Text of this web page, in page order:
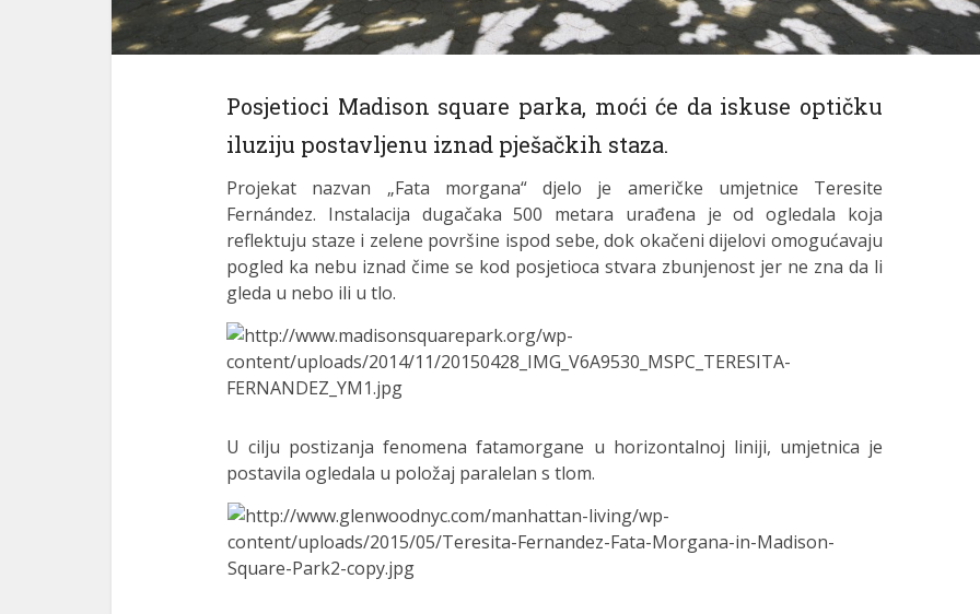
Posjetioci Madison square parka, moći će da iskuse optičku
iluziju postavljenu iznad pješačkih staza.
Projekat nazvan „Fata morgana“ djelo je američke umjetnice Teresite
Fernández. Instalacija dugačaka 500 metara urađena je od ogledala koja
reflektuju staze i zelene površine ispod sebe, dok okačeni dijelovi omogućavaju
pogled ka nebu iznad čime se kod posjetioca stvara zbunjenost jer ne zna da li
gleda u nebo ili u tlo.
U cilju postizanja fenomena fatamorgane u horizontalnoj liniji, umjetnica je
postavila ogledala u položaj paralelan s tlom.